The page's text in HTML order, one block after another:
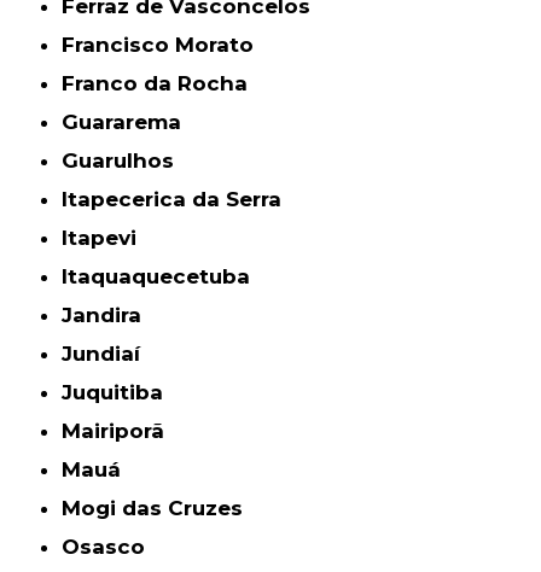
Ferraz de Vasconcelos
Francisco Morato
Franco da Rocha
Guararema
Guarulhos
Itapecerica da Serra
Itapevi
Itaquaquecetuba
Jandira
Jundiaí
Juquitiba
Mairiporã
Mauá
Mogi das Cruzes
Osasco